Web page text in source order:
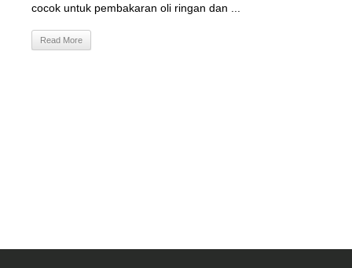
cocok untuk pembakaran oli ringan dan ...
Read More